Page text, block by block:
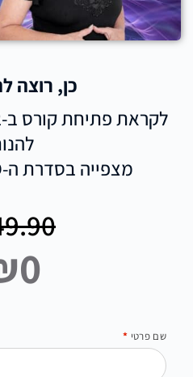
כן, רוצה
מצפייה בסדרת ה-VOD ללא עלות
שם פרטי *